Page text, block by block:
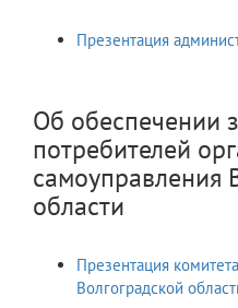
Презентация
Об обеспечении
потребителей
самоуправления
области
Презентация
Волгоградской